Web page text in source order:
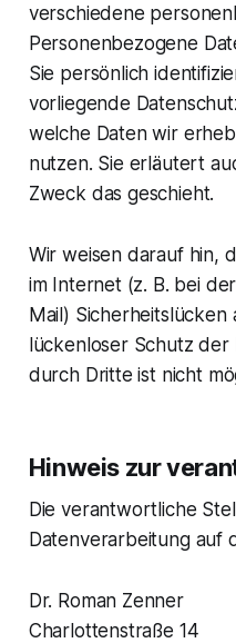
verschiedene
Personenbezogene
Sie persönlich
vorliegende
welche Daten wir
nutzen. Sie erläutert
Zweck das geschieht.
Wir weisen darauf hin,
im Internet (z. B. bei
Mail) Sicherheitslücken
lückenloser Schutz
durch Dritte ist nicht
Hinweis zur
Die verantwortliche
Datenverarbeitung auf
Dr. Roman Zenner
Charlottenstraße 14